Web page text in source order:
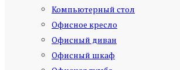
Компьютерный стол
Офисное кресло
Офисный диван
Офисный шкаф